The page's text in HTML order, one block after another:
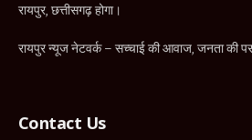
रायपुर, छत्तीसगढ़ होगा।
रायपुर न्यूज नेटवर्क – सच्चाई की आवाज, जनता की
Contact Us